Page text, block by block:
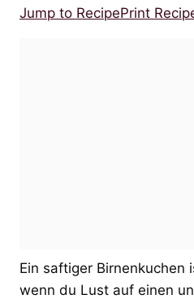
Jump to RecipePrint
Ein saftiger Birnenkuchen
wenn du Lust auf einen